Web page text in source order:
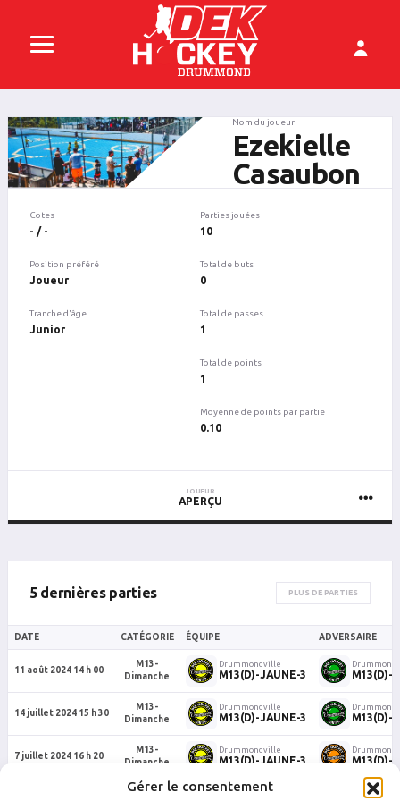
Gérer le consentement
Nom du joueur
Ezekielle
Casaubon
Cotes
- / -
Position préféré
Joueur
Tranche d'âge
Junior
Parties jouées
10
Total de buts
0
Total de passes
1
Total de points
1
Moyenne de points par partie
0.10
JOUEUR
APERÇU
5 dernières parties PLUS DE PARTIES
DATE CATÉGORIE ÉQUIPE ADVERSAIRE
11 août 2024 14 h 00
M13-
Dimanche
Drummondville
M13(D)-JAUNE-3 M13(D)-
14 juillet 2024 15 h 30
M13-
Dimanche
Drummondville
M13(D)-JAUNE-3 M13(D)-
7 juillet 2024 16 h 20
M13-
Dimanche
Drummondville
M13(D)-JAUNE-3 M13(D)-
M13-
Drummondville